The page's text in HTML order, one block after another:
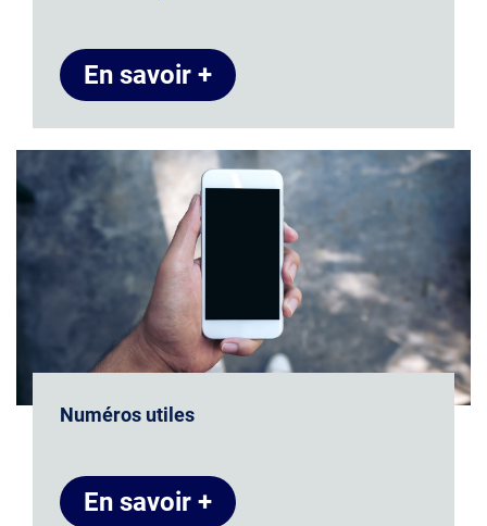
En savoir +
Numéros utiles
En savoir +